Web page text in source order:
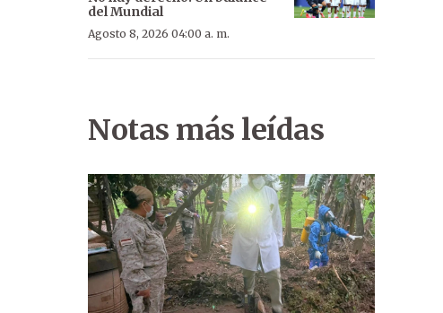
del Mundial
Agosto 8, 2026 04:00 a. m.
Notas más leídas